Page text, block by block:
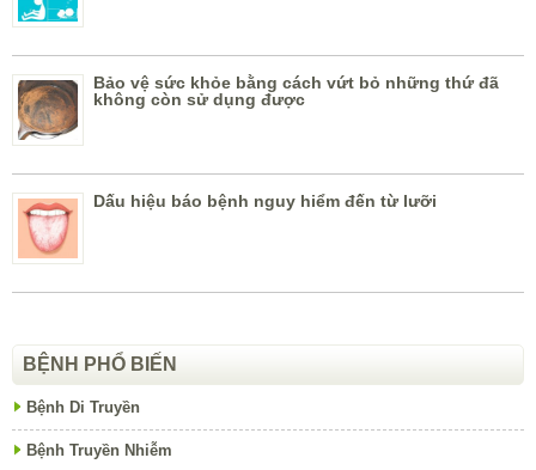
Bảo vệ sức khỏe bằng cách vứt bỏ những thứ đã
không còn sử dụng được
Dấu hiệu báo bệnh nguy hiểm đến từ lưỡi
BỆNH PHỔ BIẾN
Bệnh Di Truyền
Bệnh Truyền Nhiễm